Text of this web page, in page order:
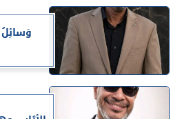
وَسائِلُ